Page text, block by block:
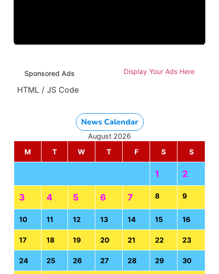
Sponsored Ads Display Your Ads Here
HTML / JS Code
News Calendar
August 2026
M
T W T F S S
1 2
3 4 5 6 7 8 9
10 11 12 13 14 15 16
17 18 19 20 21 22 23
24 25 26 27 28 29 30